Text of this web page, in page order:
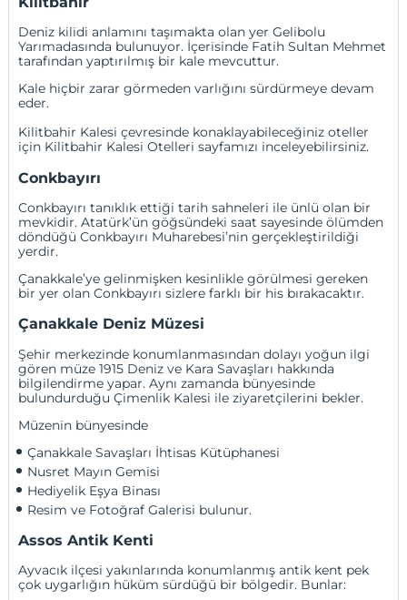
Deniz kilidi anlamını taşımakta olan yer Gelibolu
Yarımadasında bulunuyor. İçerisinde Fatih Sultan Mehmet
tarafından yaptırılmış bir kale mevcuttur.
Kale hiçbir zarar görmeden varlığını sürdürmeye devam
eder.
Kilitbahir Kalesi çevresinde konaklayabileceğiniz oteller
için Kilitbahir Kalesi Otelleri sayfamızı inceleyebilirsiniz.
Conkbayırı
Conkbayırı tanıklık ettiği tarih sahneleri ile ünlü olan bir
mevkidir. Atatürk’ün göğsündeki saat sayesinde ölümden
döndüğü Conkbayırı Muharebesi’nin gerçekleştirildiği
yerdir.
Çanakkale’ye gelinmişken kesinlikle görülmesi gereken
bir yer olan Conkbayırı sizlere farklı bir his bırakacaktır.
Çanakkale Deniz Müzesi
Şehir merkezinde konumlanmasından dolayı yoğun ilgi
gören müze 1915 Deniz ve Kara Savaşları hakkında
bilgilendirme yapar. Aynı zamanda bünyesinde
bulundurduğu Çimenlik Kalesi ile ziyaretçilerini bekler.
Müzenin bünyesinde
Çanakkale Savaşları İhtisas Kütüphanesi
Nusret Mayın Gemisi
Hediyelik Eşya Binası
Resim ve Fotoğraf Galerisi bulunur.
Assos Antik Kenti
Ayvacık ilçesi yakınlarında konumlanmış antik kent pek
çok uygarlığın hüküm sürdüğü bir bölgedir. Bunlar: